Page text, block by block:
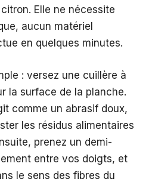
Elle ne nécessite
aucun matériel
en quelques minutes.
: versez une cuillère à
la surface de la planche.
comme un abrasif doux,
les résidus alimentaires
prenez un demi-
entre vos doigts, et
le sens des fibres du